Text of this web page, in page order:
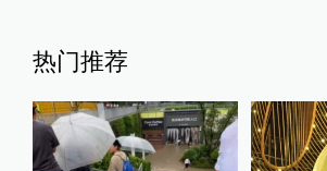
热门推荐